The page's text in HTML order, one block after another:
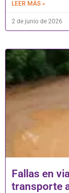
LEER MÁS »
2 de junio de 2026
Fallas en
transporte